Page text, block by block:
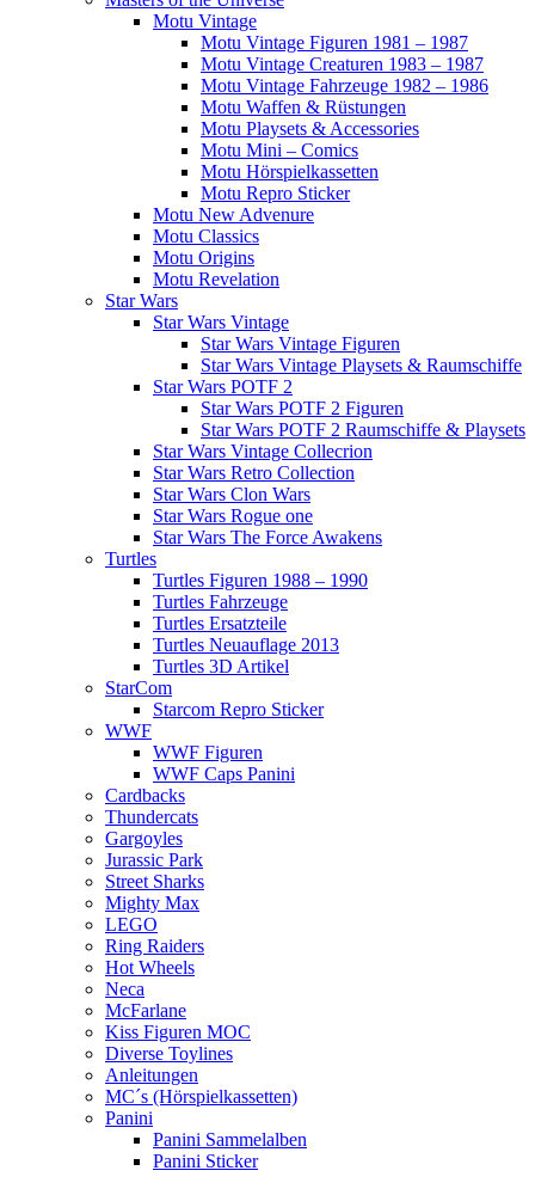
Motu Vintage
Motu Vintage Figuren 1981 – 1987
Motu Vintage Creaturen 1983 – 1987
Motu Vintage Fahrzeuge 1982 – 1986
Motu Waffen & Rüstungen
Motu Playsets & Accessories
Motu Mini – Comics
Motu Hörspielkassetten
Motu Repro Sticker
Motu New Advenure
Motu Classics
Motu Origins
Motu Revelation
Star Wars
Star Wars Vintage
Star Wars Vintage Figuren
Star Wars Vintage Playsets & Raumschiffe
Star Wars POTF 2
Star Wars POTF 2 Figuren
Star Wars POTF 2 Raumschiffe & Playsets
Star Wars Vintage Collecrion
Star Wars Retro Collection
Star Wars Clon Wars
Star Wars Rogue one
Star Wars The Force Awakens
Turtles
Turtles Figuren 1988 – 1990
Turtles Fahrzeuge
Turtles Ersatzteile
Turtles Neuauflage 2013
Turtles 3D Artikel
StarCom
Starcom Repro Sticker
WWF
WWF Figuren
WWF Caps Panini
Cardbacks
Thundercats
Gargoyles
Jurassic Park
Street Sharks
Mighty Max
LEGO
Ring Raiders
Hot Wheels
Neca
McFarlane
Kiss Figuren MOC
Diverse Toylines
Anleitungen
MC´s (Hörspielkassetten)
Panini
Panini Sammelalben
Panini Sticker